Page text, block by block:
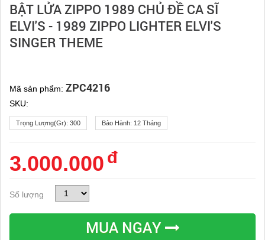
BẬT LỬA ZIPPO 1989 CHỦ ĐỀ CA SĨ
ELVI'S - 1989 ZIPPO LIGHTER ELVI'S
SINGER THEME
Mã sản phẩm: ZPC4216
SKU:
Trọng Lượng(gr): 300 Bảo Hành: 12 Tháng
3.000.000 đ
Số lượng
MUA NGAY